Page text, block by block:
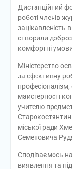
Дистанційний
роботі членів
зацікавленість
створили
комфортні
Міністерство
за ефективну
професіоналізм,
майстерності
учителю
міської ради
Семеновича
Сподіваємось
виявлення та